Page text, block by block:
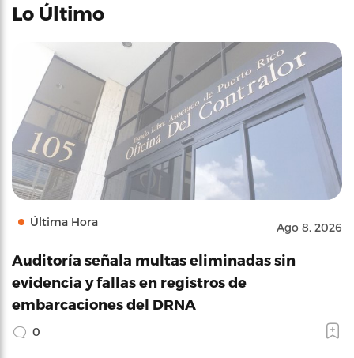
Lo Último
Última Hora Ago 8, 2026
Auditoría señala multas eliminadas sin
evidencia y fallas en registros de
embarcaciones del DRNA
0